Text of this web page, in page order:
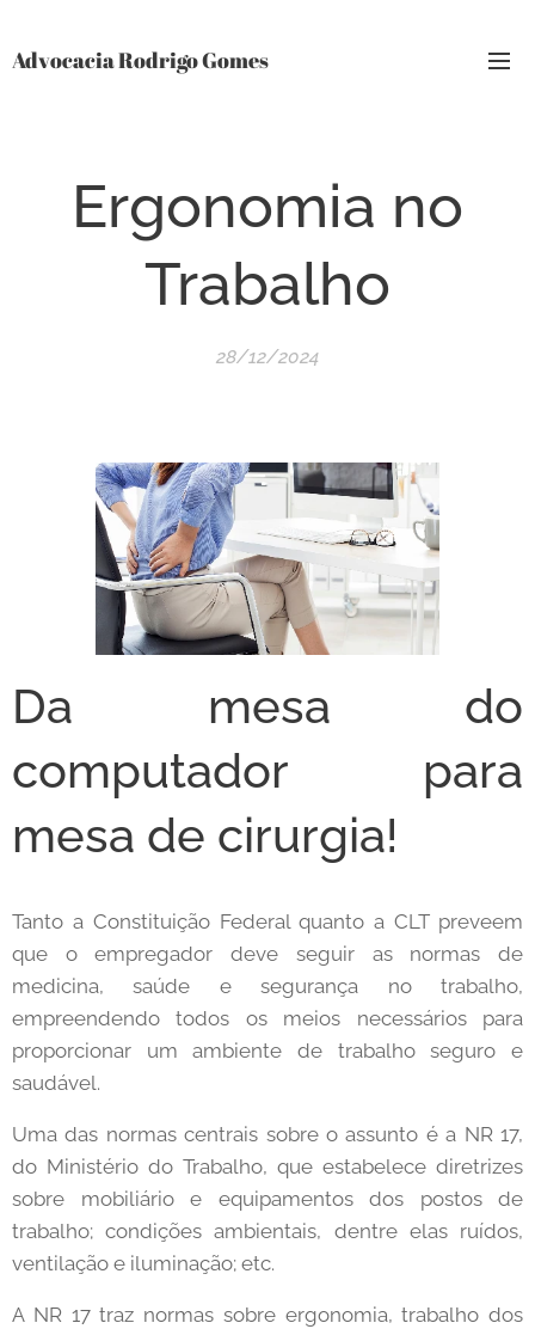
Advocacia Rodrigo Gomes
Ergonomia no
Trabalho
28/12/2024
Da mesa do
computador para
mesa de cirurgia!
Tanto a Constituição Federal quanto a CLT preveem
que o empregador deve seguir as normas de
medicina, saúde e segurança no trabalho,
empreendendo todos os meios necessários para
proporcionar um ambiente de trabalho seguro e
saudável.
Uma das normas centrais sobre o assunto é a NR 17,
do Ministério do Trabalho, que estabelece diretrizes
sobre mobiliário e equipamentos dos postos de
trabalho; condições ambientais, dentre elas ruídos,
ventilação e iluminação; etc.
A NR 17 traz normas sobre ergonomia, trabalho dos